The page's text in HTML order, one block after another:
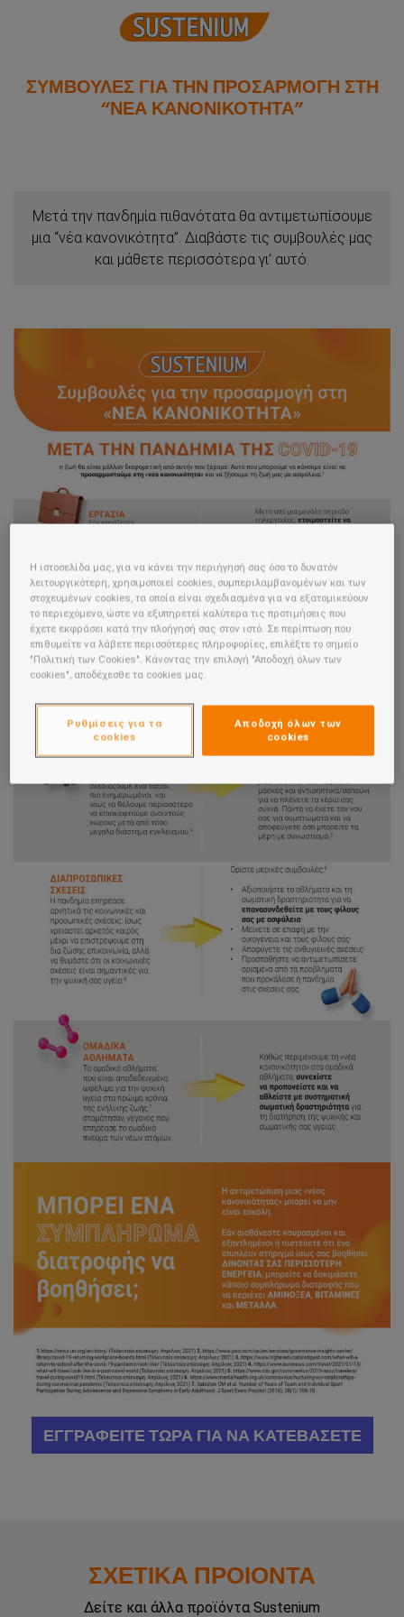
ΣΥΜΒΟΥΛΕΣ ΓΙΑ ΤΗΝ ΠΡΟΣΑΡΜΟΓΗ ΣΤΗ
“ΝΕΑ ΚΑΝΟΝΙΚΟΤΗΤΑ”
Μετά την πανδημία πιθανότατα θα αντιμετωπίσουμε
μια “νέα κανονικότητα”. Διαβάστε τις συμβουλές μας
και μάθετε περισσότερα γι’ αυτό.
ΕΓΓΡΑΦΕΙΤΕ ΤΩΡΑ ΓΙΑ ΝΑ ΚΑΤΕΒΑΣΕΤΕ
ΣΧΕΤΙΚΑ ΠΡΟΙΟΝΤΑ
Δείτε και άλλα προϊόντα Sustenium
Η ιστοσελίδα μας, για να κάνει την περιήγησή σας όσο το δυνατόν
λειτουργικότερη, χρησιμοποιεί cookies, συμπεριλαμβανομένων και των
στοχευμένων cookies, τα οποία είναι σχεδιασμένα για να εξατομικεύουν
το περιεχόμενο, ώστε να εξυπηρετεί καλύτερα τις προτιμήσεις που
έχετε εκφράσει κατά την πλοήγησή σας στον ιστό. Σε περίπτωση που
επιθυμείτε να λάβετε περισσότερες πληροφορίες, επιλέξτε το σημείο
"Πολιτική των Cookies". Κάνοντας την επιλογή "Αποδοχή όλων των
cookies", αποδέχεσθε τα cookies μας.
Αποδοχή όλων των
cookies
Ρυθμίσεις για τα
cookies